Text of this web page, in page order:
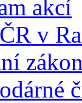
akcí
v